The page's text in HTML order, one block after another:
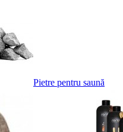
Pietre pentru saună